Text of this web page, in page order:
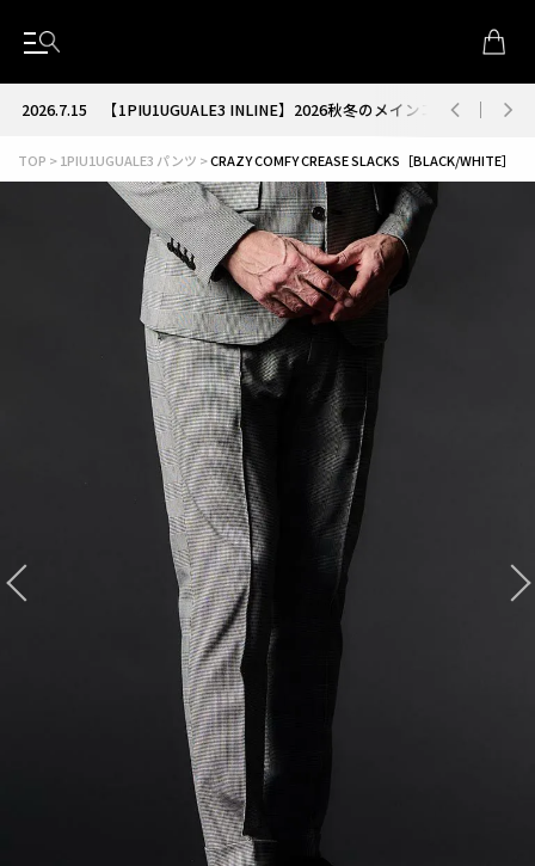
2026.7.15【1PIU1UGUALE3 INLINE】2026秋冬のメインコレクションが
TOP 1PIU1UGUALE3 パンツ CRAZY COMFY CREASE SLACKS［BLACK/WHITE］